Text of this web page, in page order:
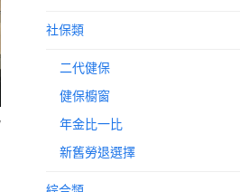
社保類
二代健保
健保櫥窗
年金比一比
新舊勞退選擇